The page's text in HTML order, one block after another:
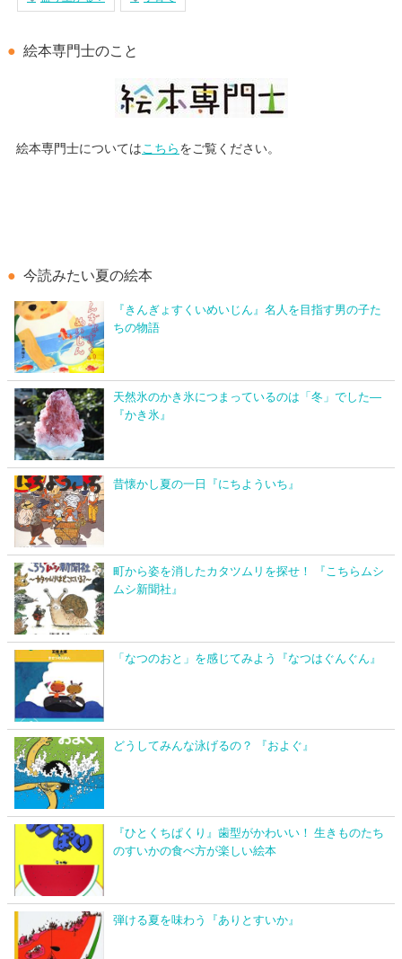
絵本専門士のこと
絵本専門士については こちら をご覧ください。
今読みたい夏の絵本
『きんぎょすくいめいじん』名人を目指す男の子た
ちの物語
天然氷のかき氷につまっているのは「冬」でした―
『かき氷』
昔懐かし夏の一日『にちよういち』
町から姿を消したカタツムリを探せ！ 『こちらムシ
ムシ新聞社』
「なつのおと」を感じてみよう『なつはぐんぐん』
どうしてみんな泳げるの？ 『およぐ』
『ひとくちぱくり』歯型がかわいい！ 生きものたち
のすいかの食べ方が楽しい絵本
弾ける夏を味わう『ありとすいか』